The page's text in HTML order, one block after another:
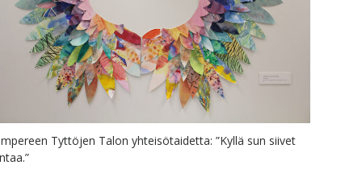
Tyttöjen Talon yhteisötaidetta: ”Kyllä sun siivet